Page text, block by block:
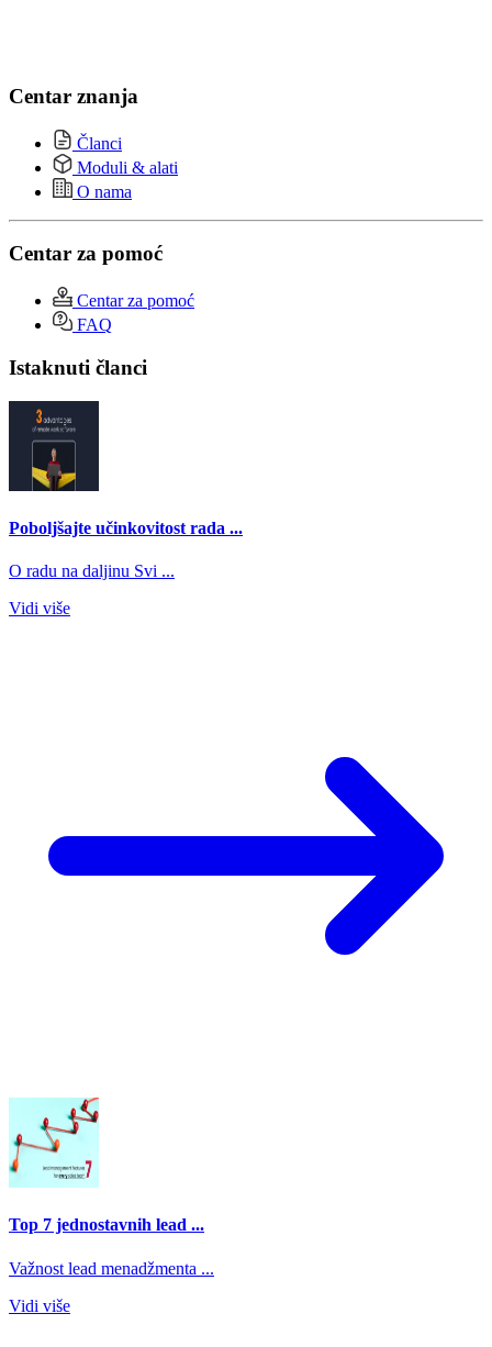
Centar znanja
Članci
Moduli & alati
O nama
Centar za pomoć
Centar za pomoć
FAQ
Istaknuti članci
Poboljšajte učinkovitost rada ...
O radu na daljinu Svi ...
Vidi više
Top 7 jednostavnih lead ...
Važnost lead menadžmenta ...
Vidi više